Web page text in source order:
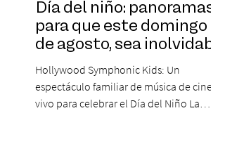
Día del niño: panoramas
para que este domingo 09
de agosto, sea inolvidable
Hollywood Symphonic Kids: Un
espectáculo familiar de música de cine en
vivo para celebrar el Día del Niño La